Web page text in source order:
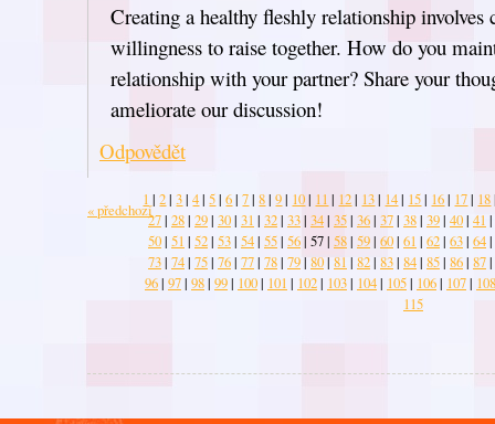
Creating a healthy fleshly relationship involves
willingness to raise together. How do you
relationship with your partner? Share your
ameliorate our discussion!
Odpovědět
« předchozí
1 | 2| 3| 4| 5| 6| 7| 8| 9| 10| 11 | 12| 13| 14| 15| 16| 17| 18
27| 28| 29| 30| 31 | 32| 33| 34| 35| 36| 37| 38| 39| 40| 41 |
50| 51 | 52| 53| 54| 55| 56| 57| 58| 59| 60| 61 | 62| 63| 64|
73| 74| 75| 76| 77| 78| 79| 80| 81 | 82| 83| 84| 85| 86| 87|
96| 97| 98| 99| 100| 101 | 102| 103| 104| 105| 106| 107| 108
115